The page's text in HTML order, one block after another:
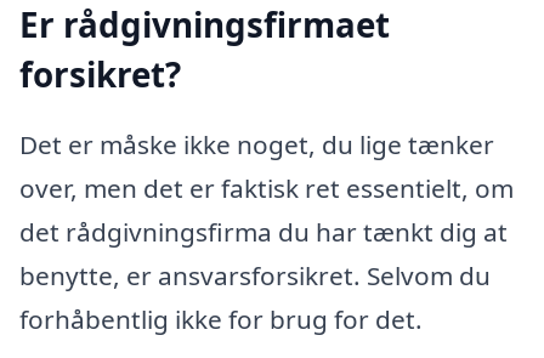
Er rådgivningsfirmaet
forsikret?
Det er måske ikke noget, du lige tænker
over, men det er faktisk ret essentielt, om
det rådgivningsfirma du har tænkt dig at
benytte, er ansvarsforsikret. Selvom du
forhåbentlig ikke for brug for det.